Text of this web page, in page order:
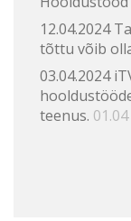
12.04.2024
tõttu võib
03.04.2024
teenus. 01.04